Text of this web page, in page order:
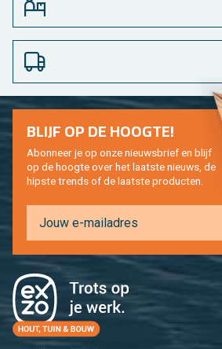
BLIJF OP DE HOOG­TE!
Abon­neer je op onze nieuws­brief en blijf
op de hoog­te over het laat­ste nieuws, de
hip­s­te trends of de laat­ste pro­duc­ten.